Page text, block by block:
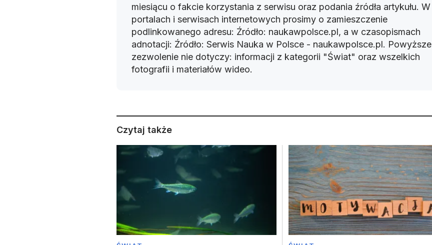
miesiącu o fakcie korzystania z serwisu oraz podania źródła artykułu. W
portalach i serwisach internetowych prosimy o zamieszczenie
podlinkowanego adresu: Źródło: naukawpolsce.pl, a w czasopismach
adnotacji: Źródło: Serwis Nauka w Polsce - naukawpolsce.pl. Powyższe
zezwolenie nie dotyczy: informacji z kategorii "Świat" oraz wszelkich
fotografii i materiałów wideo.
Czytaj także